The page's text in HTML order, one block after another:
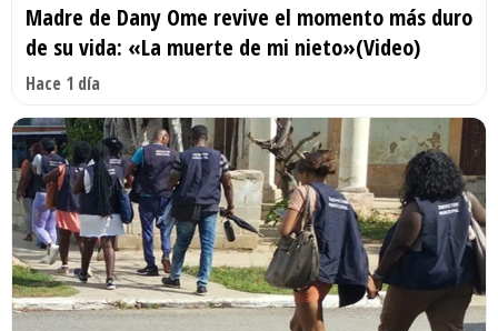
Madre de Dany Ome revive el momento más duro
de su vida: «La muerte de mi nieto»(Video)
Hace 1 día